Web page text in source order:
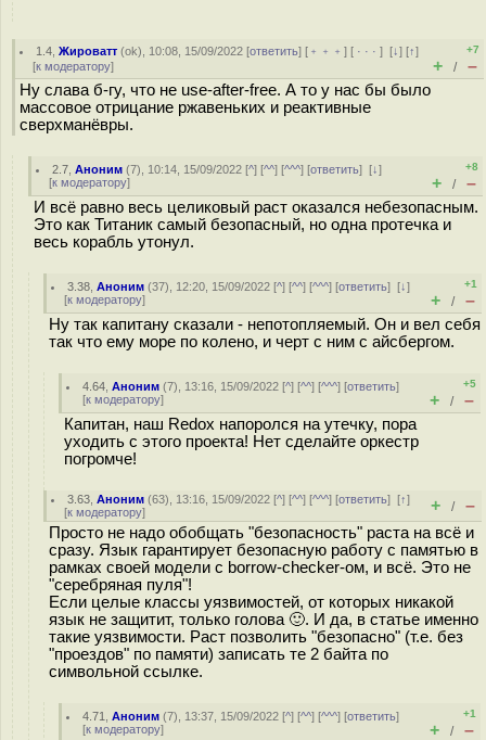
1.4 ,Жироватт (ok), 10:08, 15/09/2022 [ответить] [ ﹢﹢﹢] [ · · ·][↓] [↑]
[к модератору]
+7
+ / –
Ну слава б-гу, что не use-after-free. А то у нас бы было
массовое отрицание ржавеньких и реактивные
сверхманёвры.
2.7 ,Аноним (7), 10:14, 15/09/2022 [^] [^^] [^^^] [ответить][↓]
[к модератору]
+8
+ / –
И всё равно весь целиковый раст оказался небезопасным.
Это как Титаник самый безопасный, но одна протечка и
весь корабль утонул.
3.38 ,Аноним (37), 12:20, 15/09/2022 [^] [^^] [^^^] [ответить][↓]
[к модератору]
+1
+ / –
Ну так капитану сказали - непотопляемый. Он и вел себя
так что ему море по колено, и черт с ним с айсбергом.
4.64 ,Аноним (7), 13:16, 15/09/2022 [^] [^^] [^^^] [ответить]
[к модератору]
+5
+ / –
Капитан, наш Redox напоролся на утечку, пора
уходить с этого проекта! Нет сделайте оркестр
погромче!
3.63 ,Аноним (63), 13:16, 15/09/2022 [^] [^^] [^^^] [ответить][↑]
[к модератору] + / –
Просто не надо обобщать "безопасность" раста на всё и
сразу. Язык гарантирует безопасную работу с памятью в
рамках своей модели с borrow-checker-ом, и всё. Это не
"серебряная пуля"!
Если целые классы уязвимостей, от которых никакой
язык не защитит, только голова 🙂. И да, в статье именно
такие уязвимости. Раст позволить "безопасно" (т.е. без
"проездов" по памяти) записать те 2 байта по
символьной ссылке.
4.71 ,Аноним (7), 13:37, 15/09/2022 [^] [^^] [^^^] [ответить]
[к модератору]
+1
+ / –